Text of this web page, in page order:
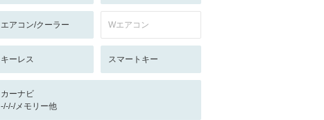
エアコン/クーラー Wエアコン
キーレス スマートキー
カーナビ
-/-/-/メモリー他